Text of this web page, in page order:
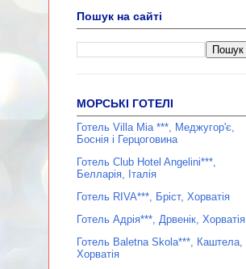
Пошук на сайті
МОРСЬКІ ГОТЕЛІ
Готель Villa Mia ***, Меджугор'є,
Боснія і Герцоговина
Готель Club Hotel Angelini***,
Белларія, Італія
Готель RIVA***, Бріст, Хорватія
Готель Адрія***, Дрвенік, Хорватія
Готель Baletna Skola***, Каштела,
Хорватія